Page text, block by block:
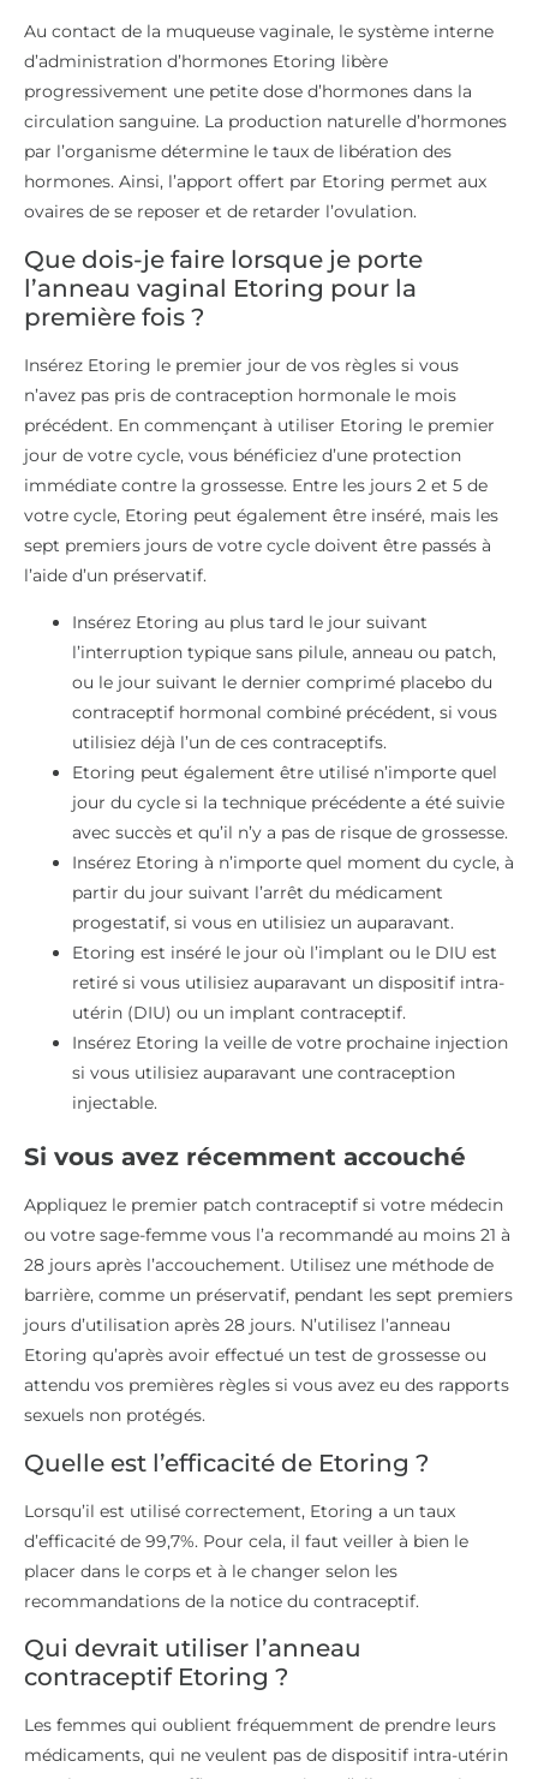
Au contact de la muqueuse vaginale, le système interne
d’administration d’hormones Etoring libère
progressivement une petite dose d’hormones dans la
circulation sanguine. La production naturelle d’hormones
par l’organisme détermine le taux de libération des
hormones. Ainsi, l’apport offert par Etoring permet aux
ovaires de se reposer et de retarder l’ovulation.
Que dois-je faire lorsque je porte
l’anneau vaginal Etoring pour la
première fois ?
Insérez Etoring le premier jour de vos règles si vous
n’avez pas pris de contraception hormonale le mois
précédent. En commençant à utiliser Etoring le premier
jour de votre cycle, vous bénéficiez d’une protection
immédiate contre la grossesse. Entre les jours 2 et 5 de
votre cycle, Etoring peut également être inséré, mais les
sept premiers jours de votre cycle doivent être passés à
l’aide d’un préservatif.
Insérez Etoring au plus tard le jour suivant
l’interruption typique sans pilule, anneau ou patch,
ou le jour suivant le dernier comprimé placebo du
contraceptif hormonal combiné précédent, si vous
utilisiez déjà l’un de ces contraceptifs.
Etoring peut également être utilisé n’importe quel
jour du cycle si la technique précédente a été suivie
avec succès et qu’il n’y a pas de risque de grossesse.
Insérez Etoring à n’importe quel moment du cycle, à
partir du jour suivant l’arrêt du médicament
progestatif, si vous en utilisiez un auparavant.
Etoring est inséré le jour où l’implant ou le DIU est
retiré si vous utilisiez auparavant un dispositif intra-
utérin (DIU) ou un implant contraceptif.
Insérez Etoring la veille de votre prochaine injection
si vous utilisiez auparavant une contraception
injectable.
Si vous avez récemment accouché
Appliquez le premier patch contraceptif si votre médecin
ou votre sage-femme vous l’a recommandé au moins 21 à
28 jours après l’accouchement. Utilisez une méthode de
barrière, comme un préservatif, pendant les sept premiers
jours d’utilisation après 28 jours. N’utilisez l’anneau
Etoring qu’après avoir effectué un test de grossesse ou
attendu vos premières règles si vous avez eu des rapports
sexuels non protégés.
Quelle est l’efficacité de Etoring ?
Lorsqu’il est utilisé correctement, Etoring a un taux
d’efficacité de 99,7%. Pour cela, il faut veiller à bien le
placer dans le corps et à le changer selon les
recommandations de la notice du contraceptif.
Qui devrait utiliser l’anneau
contraceptif Etoring ?
Les femmes qui oublient fréquemment de prendre leurs
médicaments, qui ne veulent pas de dispositif intra-utérin